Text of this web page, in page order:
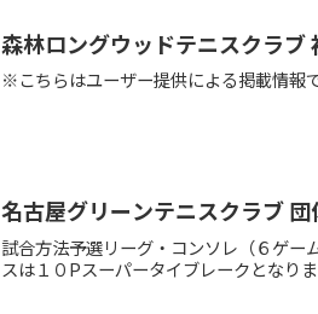
森林ロングウッドテニスクラブ
※こちらはユーザー提供による掲載情報
名古屋グリーンテニスクラブ
試合方法予選リーグ・コンソレ（６ゲ
スは１０Pスーパータイブレークとなり